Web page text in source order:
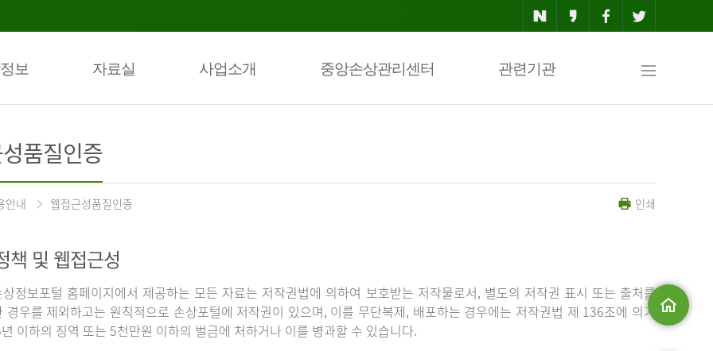
보 자료실 사업소개 중앙손상관리센터 관련기관
맵
품질인증
안내 웹접근성품질인증 인쇄
책 및 웹접근성
상정보포털 홈페이지에서 제공하는 모든 자료는 저작권법에 의하여 보호받는 저작물로서, 별도의 저작권 표시 또는 출처를
경우를 제외하고는 원칙적으로 손상포털에 저작권이 있으며, 이를 무단복제, 배포하는 경우에는 저작권법 제 136조에 의거
이하의 징역 또는 5천만원 이하의 벌금에 처하거나 이를 병과할 수 있습니다.